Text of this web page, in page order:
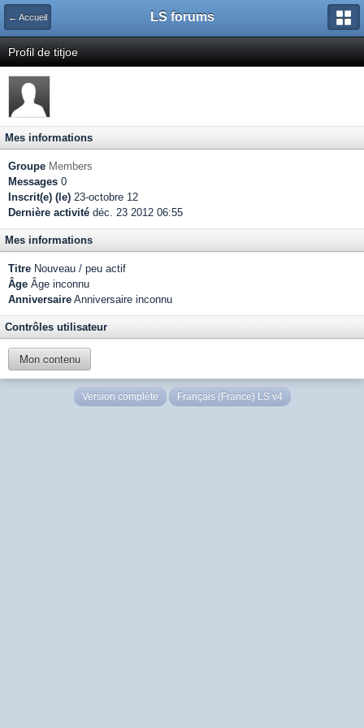
← Accueil LS forums
Profil de titjoe
Mes informations
Groupe Members
Messages 0
Inscrit(e) (le) 23-octobre 12
Dernière activité déc. 23 2012 06:55
Mes informations
Titre Nouveau / peu actif
Âge Âge inconnu
Anniversaire Anniversaire inconnu
Contrôles utilisateur
Mon contenu
Version complète Français (France) LS v4